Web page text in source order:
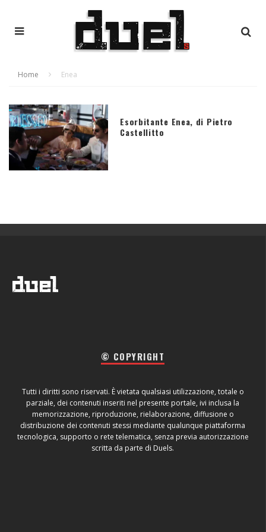
Home Enea
Esorbitante Enea, di Pietro
Castellitto
© COPYRIGHT
Tutti i diritti sono riservati. È vietata qualsiasi utilizzazione, totale o
parziale, dei contenuti inseriti nel presente portale, ivi inclusa la
memorizzazione, riproduzione, rielaborazione, diffusione o
distribuzione dei contenuti stessi mediante qualunque piattaforma
tecnologica, supporto o rete telematica, senza previa autorizzazione
scritta da parte di Duels.